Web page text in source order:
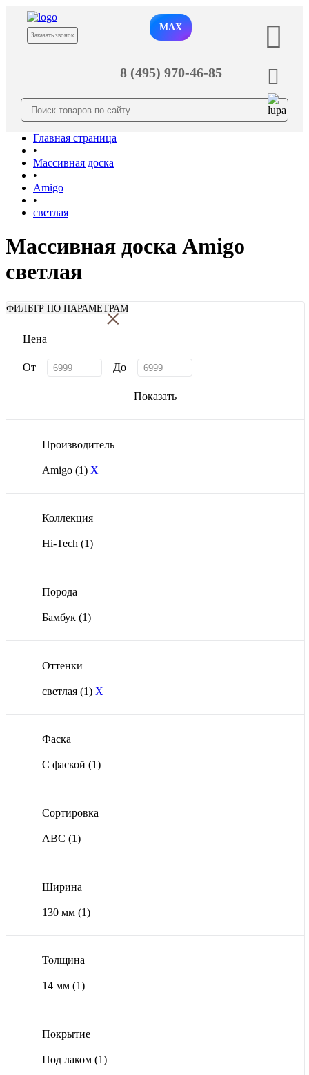
Заказать звонок
MAX
8 (495) 970-46-85
Главная страница
•
Массивная доска
•
Amigo
•
светлая
Массивная доска Amigo
светлая
ФИЛЬТР ПО ПАРАМЕТРАМ
×
Цена
От До
Показать
Производитель
Amigo (1) X
Коллекция
Hi-Tech (1)
Порода
Бамбук (1)
Оттенки
светлая (1) X
Фаска
С фаской (1)
Сортировка
ABC (1)
Ширина
130 мм (1)
Толщина
14 мм (1)
Покрытие
Под лаком (1)